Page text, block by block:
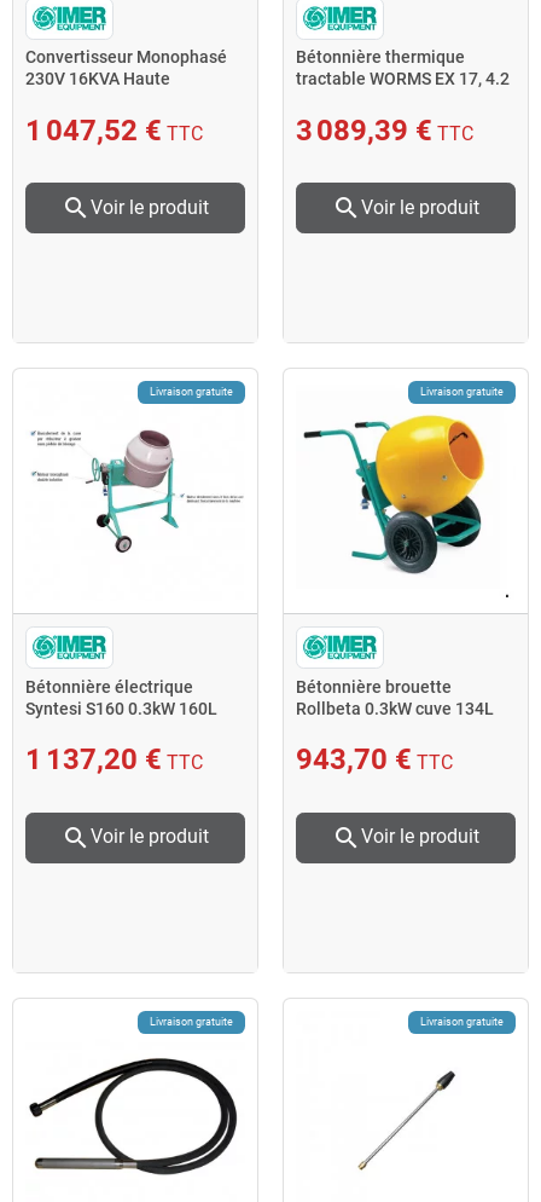
Convertisseur Monophasé
230V 16KVA Haute
56x26x37cm
1 047,52 € TTC
search Voir le produit
Bétonnière thermique
tractable WORMS EX 17, 4.2
3 089,39 € TTC
search Voir le produit
Livraison gratuite
Bétonnière électrique
Syntesi S160 0.3kW 160L
1 137,20 € TTC
search Voir le produit
Livraison gratuite
Bétonnière brouette
Rollbeta 0.3kW cuve 134L
943,70 € TTC
search Voir le produit
Livraison gratuite Livraison gratuite